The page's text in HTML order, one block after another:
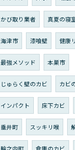
かび取り業者 真夏の寝
海津市 漆喰壁 健康
最強メソッド 本巣市
じゅらく壁のカビ カビ
インパクト 床下カビ
垂井町 スッキリ喉